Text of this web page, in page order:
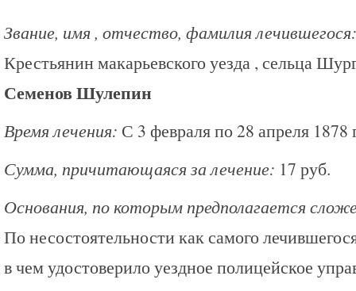
Звание, имя , отчество, фамилия лечившегося:
Крестьянин макарьевского уезда , сельца
Семенов Шулепин
Время лечения: С 3 февраля по 28 апреля 1878
Сумма, причитающаяся за лечение: 17 руб.
Основания, по которым предполагается
По несостоятельности как самого
в чем удостоверило уездное полицейское